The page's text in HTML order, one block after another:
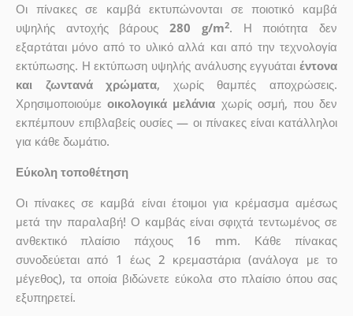
Οι πίνακες σε καμβά εκτυπώνονται σε ποιοτικό καμβά
υψηλής αντοχής βάρους280 g/m2. Η ποιότητα δεν
εξαρτάται μόνο από το υλικό αλλά και από την τεχνολογία
εκτύπωσης. Η εκτύπωση υψηλής ανάλυσης εγγυάταιέντονα
και ζωντανά χρώματα, χωρίς θαμπές αποχρώσεις.
Χρησιμοποιούμεοικολογικά μελάνια χωρίς οσμή, που δεν
εκπέμπουν επιβλαβείς ουσίες — οι πίνακες είναι κατάλληλοι
για κάθε δωμάτιο.
Εύκολη τοποθέτηση
Οι πίνακες σε καμβά είναι έτοιμοι για κρέμασμα αμέσως
μετά την παραλαβή! Ο καμβάς είναι σφιχτά τεντωμένος σε
ανθεκτικό πλαίσιο πάχους 16 mm. Κάθε πίνακας
συνοδεύεται από 1 έως 2 κρεμαστάρια (ανάλογα με το
μέγεθος), τα οποία βιδώνετε εύκολα στο πλαίσιο όπου σας
εξυπηρετεί.